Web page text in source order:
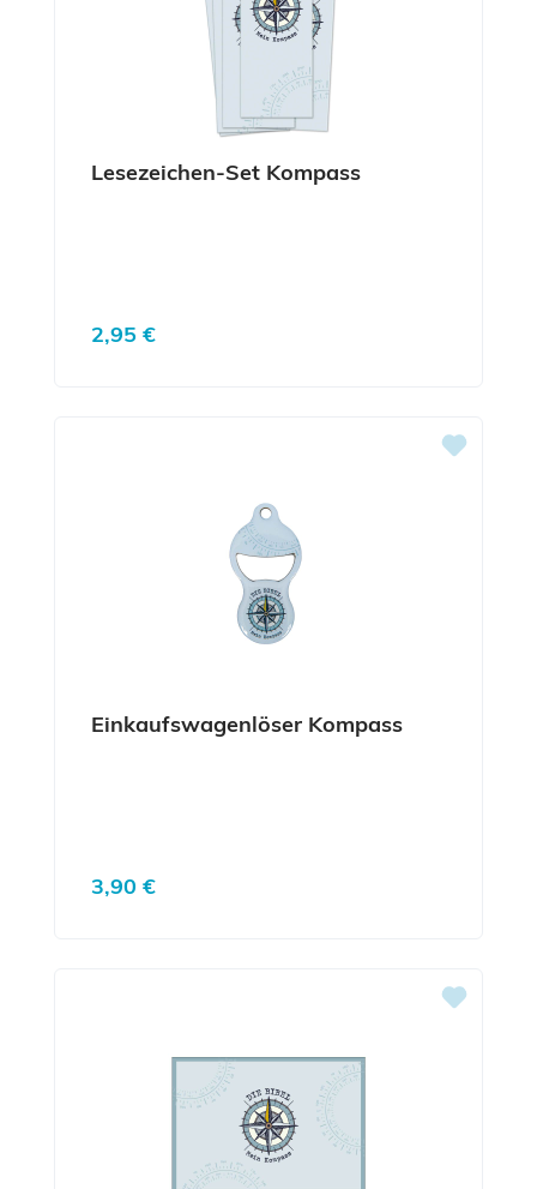
Lesezeichen-Set Kompass
Regulärer Preis:
2,95 €
Einkaufswagenlöser Kompass
Regulärer Preis:
3,90 €